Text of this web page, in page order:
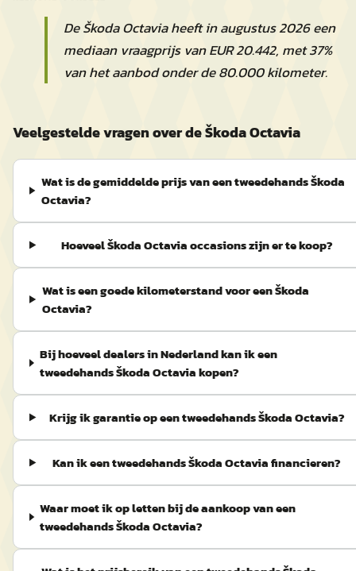
De Škoda Octavia heeft in augustus 2026 een
mediaan vraagprijs van EUR 20.442, met 37%
van het aanbod onder de 80.000 kilometer.
Veelgestelde vragen over de Škoda Octavia
Wat is de gemiddelde prijs van een tweedehands Škoda
Octavia?
Hoeveel Škoda Octavia occasions zijn er te koop?
Wat is een goede kilometerstand voor een Škoda
Octavia?
Bij hoeveel dealers in Nederland kan ik een
tweedehands Škoda Octavia kopen?
Krijg ik garantie op een tweedehands Škoda Octavia?
Kan ik een tweedehands Škoda Octavia financieren?
Waar moet ik op letten bij de aankoop van een
tweedehands Škoda Octavia?